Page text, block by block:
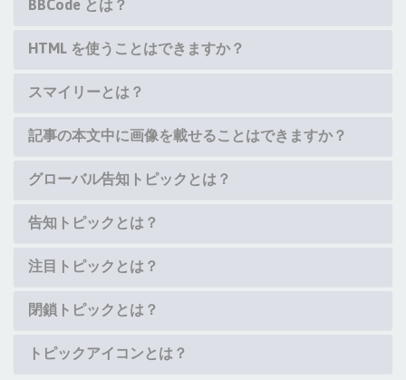
BBCode とは？
HTML を使うことはできますか？
スマイリーとは？
記事の本文中に画像を載せることはできますか？
グローバル告知トピックとは？
告知トピックとは？
注目トピックとは？
閉鎖トピックとは？
トピックアイコンとは？